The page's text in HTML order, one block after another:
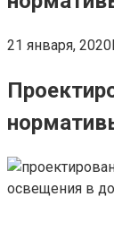
21 января, 2020